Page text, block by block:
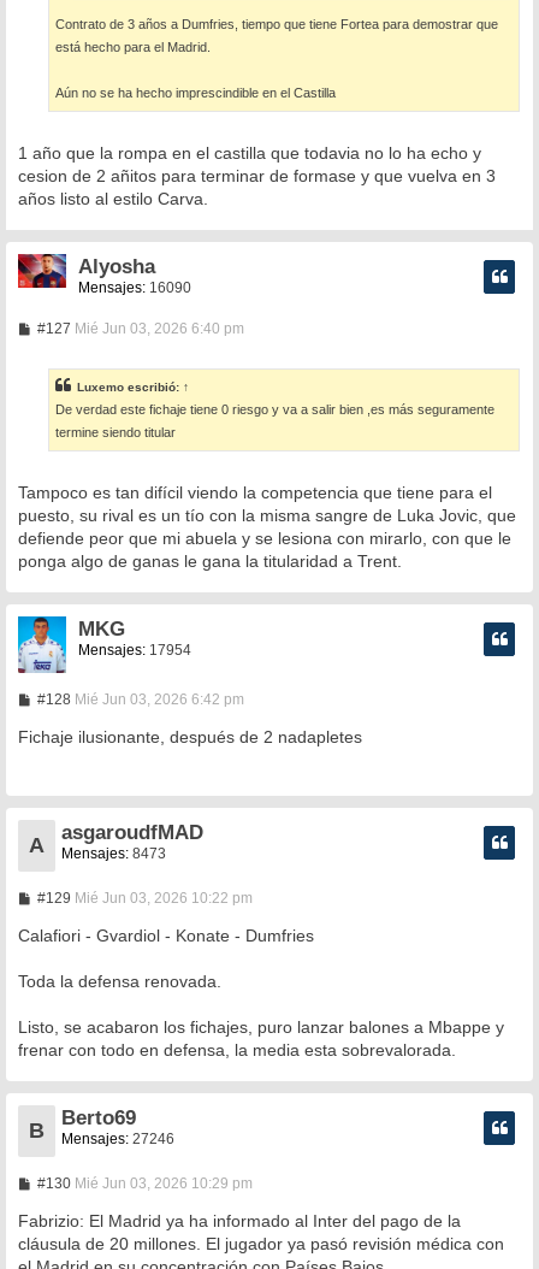
Contrato de 3 años a Dumfries, tiempo que tiene Fortea para demostrar que
está hecho para el Madrid.
Aún no se ha hecho imprescindible en el Castilla
1 año que la rompa en el castilla que todavia no lo ha echo y
cesion de 2 añitos para terminar de formase y que vuelva en 3
años listo al estilo Carva.
Alyosha
Mensajes: 16090
#127M
s
a
j
e
Mié Jun 03, 2026 6:40 pm
Luxemo escribió: ↑
De verdad este fichaje tiene 0 riesgo y va a salir bien ,es más seguramente
termine siendo titular
Tampoco es tan difícil viendo la competencia que tiene para el
puesto, su rival es un tío con la misma sangre de Luka Jovic, que
defiende peor que mi abuela y se lesiona con mirarlo, con que le
ponga algo de ganas le gana la titularidad a Trent.
MKG
Mensajes: 17954
#128M
n
e
Mié Jun 03, 2026 6:42 pm
Fichaje ilusionante, después de 2 nadapletes
A
asgaroudfMAD
Mensajes: 8473
#129M
n
j
Mié Jun 03, 2026 10:22 pm
Calafiori - Gvardiol - Konate - Dumfries
Toda la defensa renovada.
Listo, se acabaron los fichajes, puro lanzar balones a Mbappe y
frenar con todo en defensa, la media esta sobrevalorada.
B
Berto69
Mensajes: 27246
#130M
n
s
a
Mié Jun 03, 2026 10:29 pm
Fabrizio: El Madrid ya ha informado al Inter del pago de la
cláusula de 20 millones. El jugador ya pasó revisión médica con